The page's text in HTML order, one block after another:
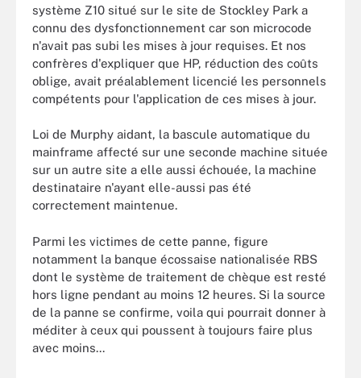
système Z10 situé sur le site de Stockley Park a
connu des dysfonctionnement car son microcode
n'avait pas subi les mises à jour requises. Et nos
confrères d'expliquer que HP, réduction des coûts
oblige, avait préalablement licencié les personnels
compétents pour l'application de ces mises à jour.
Loi de Murphy aidant, la bascule automatique du
mainframe affecté sur une seconde machine située
sur un autre site a elle aussi échouée, la machine
destinataire n'ayant elle-aussi pas été
correctement maintenue.
Parmi les victimes de cette panne, figure
notamment la banque écossaise nationalisée RBS
dont le système de traitement de chèque est resté
hors ligne pendant au moins 12 heures. Si la source
de la panne se confirme, voila qui pourrait donner à
méditer à ceux qui poussent à toujours faire plus
avec moins...